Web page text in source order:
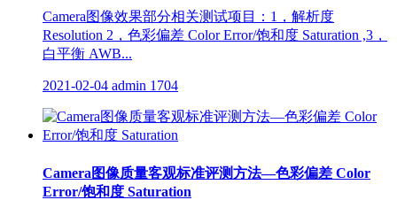
Camera图像效果部分相关测试项目：1，解析度
Resolution 2，色彩偏差 Color Error/饱和度 Saturation ,3，
白平衡 AWB...
2021-02-04 admin 1704
Camera图像质量客观标准评测方法—色彩偏差 Color
Error/饱和度 Saturation